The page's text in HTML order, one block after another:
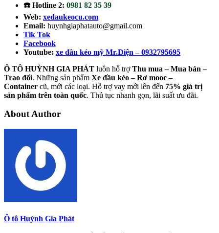
☎️ Hotline 2: 0981 82 35 39
Web: xedaukeocu.com
Email: huynhgiaphatauto@gmail.com
Tik Tok
Facebook
Youtube: xe đầu kéo mỹ Mr.Diện – 0932795695
Ô TÔ HUỲNH GIA PHÁT luôn hỗ trợThu mua – Mua bán –
Trao đổi. Những sản phẩm Xe đầu kéo – Rơ mooc –
Container cũ, mới các loại. Hỗ trợ vay mới lên đến 75% giá trị
sản phẩm trên toàn quốc. Thủ tục nhanh gọn, lãi suất ưu đãi.
About Author
Ô tô Huỳnh Gia Phát